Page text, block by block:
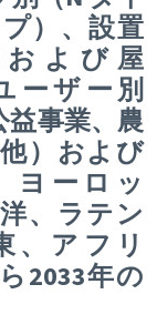
）、設置
よび屋
ーザー別
益事業、農
）および
ヨーロッ
、ラテン
、アフリ
2033年の